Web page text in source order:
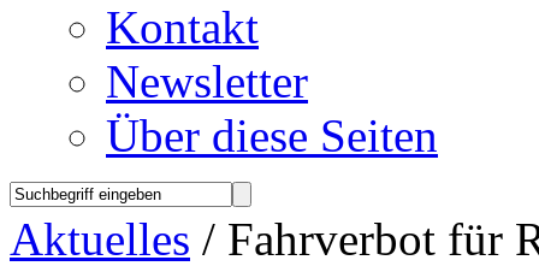
Kontakt
Newsletter
Über diese Seiten
Aktuelles / Fahrverbot für